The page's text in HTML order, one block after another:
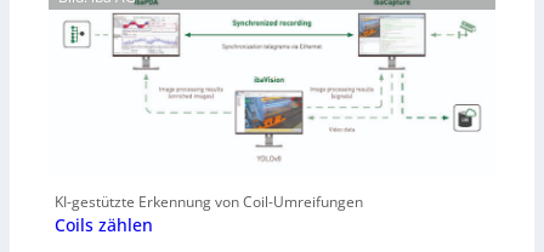
KI-gestützte Erkennung von Coil-Umreifungen
Coils zählen